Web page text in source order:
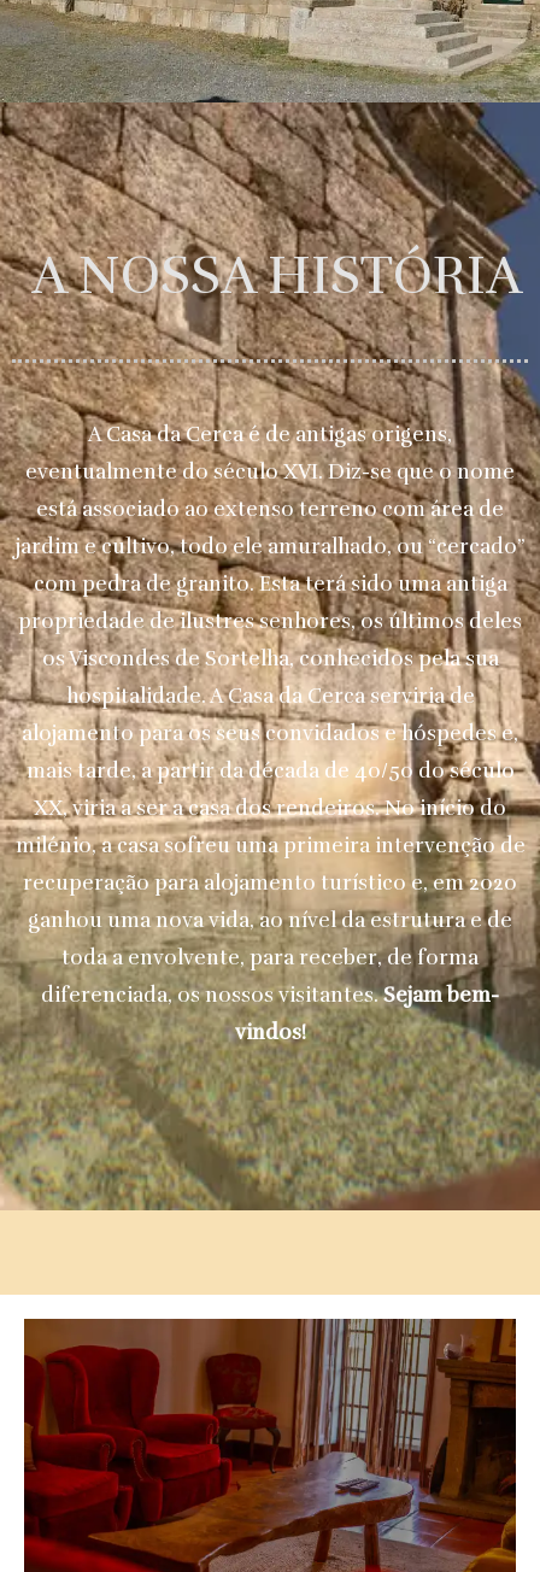
A NOSSA HISTÓRIA
A Casa da Cerca é de antigas origens,
eventualmente do século XVI. Diz-se que o nome
está associado ao extenso terreno com área de
jardim e cultivo, todo ele amuralhado, ou “cercado”
com pedra de granito. Esta terá sido uma antiga
propriedade de ilustres senhores, os últimos deles
os Viscondes de Sortelha, conhecidos pela sua
hospitalidade. A Casa da Cerca serviria de
alojamento para os seus convidados e hóspedes e,
mais tarde, a partir da década de 40/50 do século
XX, viria a ser a casa dos rendeiros. No início do
milénio, a casa sofreu uma primeira intervenção de
recuperação para alojamento turístico e, em 2020
ganhou uma nova vida, ao nível da estrutura e de
toda a envolvente, para receber, de forma
diferenciada, os nossos visitantes.Sejam bem-
vindos!